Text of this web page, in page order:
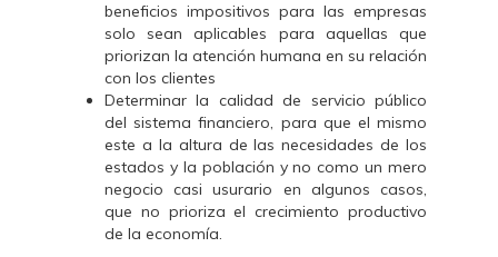
beneficios impositivos para las empresas
solo sean aplicables para aquellas que
priorizan la atención humana en su relación
con los clientes
Determinar la calidad de servicio público
del sistema financiero, para que el mismo
este a la altura de las necesidades de los
estados y la población y no como un mero
negocio casi usurario en algunos casos,
que no prioriza el crecimiento productivo
de la economía.